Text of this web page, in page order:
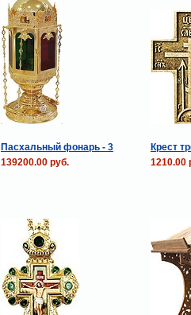
Пасхальный фонарь - 3
Крест
139200.00 руб.
1210.00